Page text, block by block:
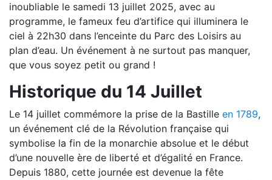
inoubliable le samedi 13 juillet 2025, avec au
programme, le fameux feu d’artifice qui illuminera le
ciel à 22h30 dans l’enceinte du Parc des Loisirs au
plan d’eau. Un événement à ne surtout pas manquer,
que vous soyez petit ou grand !
Historique du 14 Juillet
Le 14 juillet commémore la prise de la Bastille en 1789,
un événement clé de la Révolution française qui
symbolise la fin de la monarchie absolue et le début
d’une nouvelle ère de liberté et d’égalité en France.
Depuis 1880, cette journée est devenue la fête